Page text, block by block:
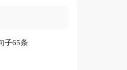
子65条